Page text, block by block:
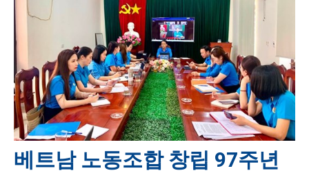
베트남 노동조합 창립 97주년